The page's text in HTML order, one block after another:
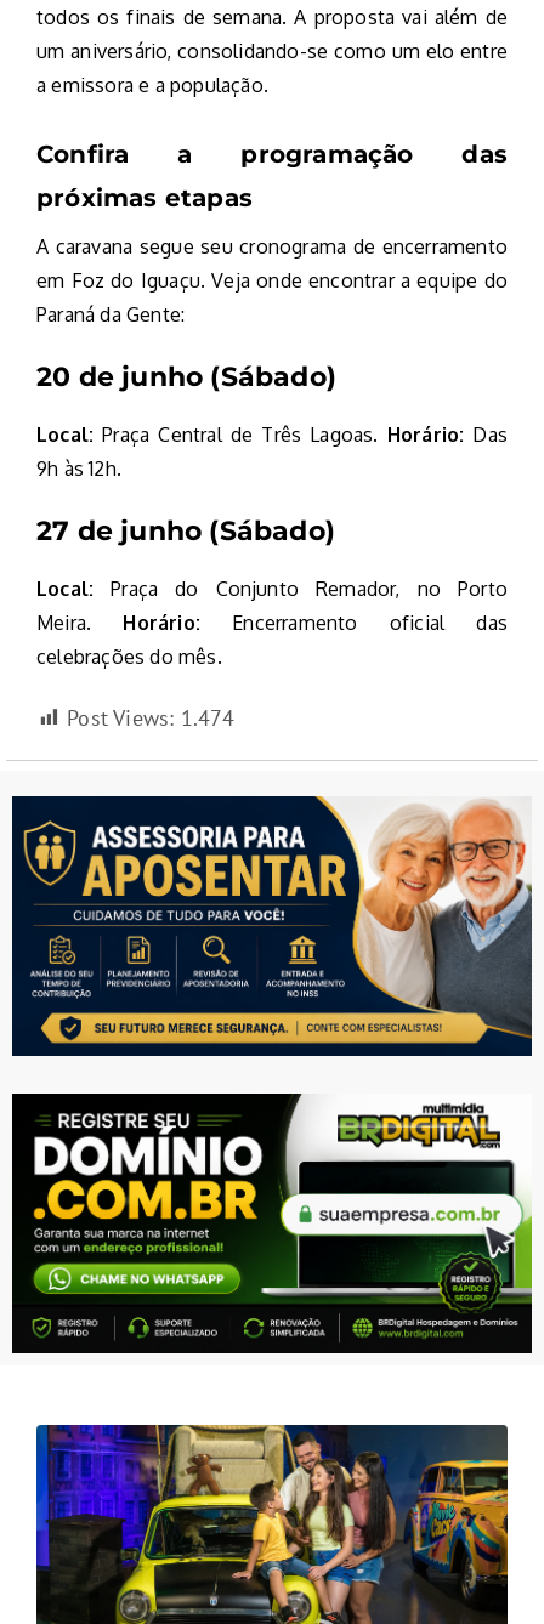
todos os finais de semana. A proposta vai além de
um aniversário, consolidando-se como um elo entre
a emissora e a população.
Confira a programação das
próximas etapas
A caravana segue seu cronograma de encerramento
em Foz do Iguaçu. Veja onde encontrar a equipe do
Paraná da Gente:
20 de junho (Sábado)
Local: Praça Central de Três Lagoas. Horário: Das
9h às 12h.
27 de junho (Sábado)
Local: Praça do Conjunto Remador, no Porto
Meira. Horário: Encerramento oficial das
celebrações do mês.
Post Views: 1.474